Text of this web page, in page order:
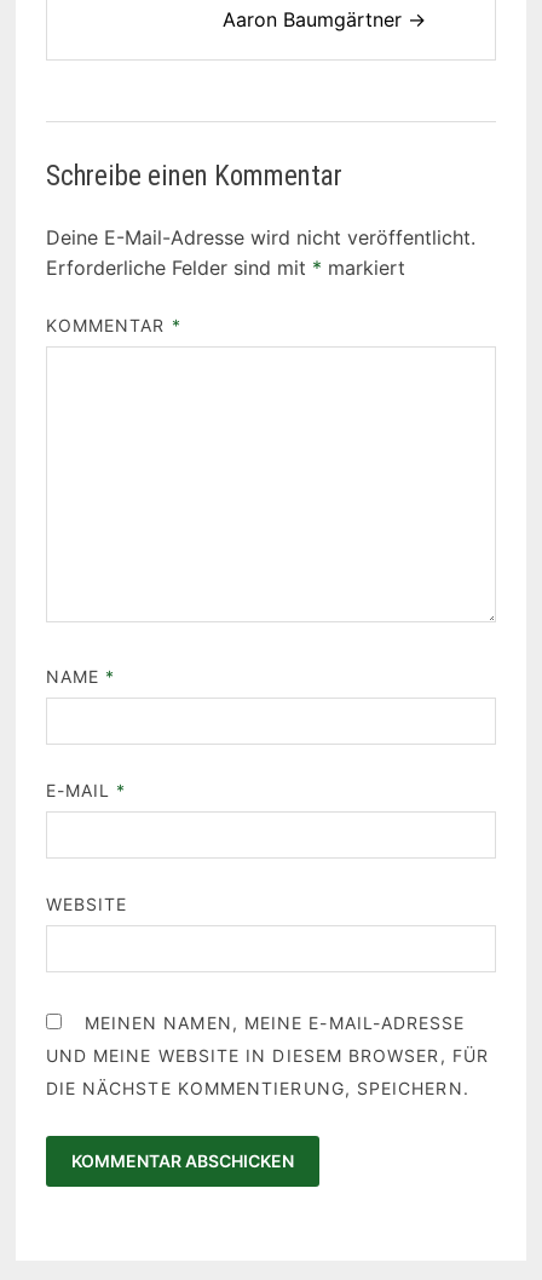
Aaron Baumgärtner →
Schreibe einen Kommentar
Deine E-Mail-Adresse wird nicht veröffentlicht.
Erforderliche Felder sind mit * markiert
KOMMENTAR *
NAME *
E-MAIL *
WEBSITE
MEINEN NAMEN, MEINE E-MAIL-ADRESSE
UND MEINE WEBSITE IN DIESEM BROWSER, FÜR
DIE NÄCHSTE KOMMENTIERUNG, SPEICHERN.